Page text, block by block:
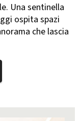
Una sentinella
ospita spazi
che lascia